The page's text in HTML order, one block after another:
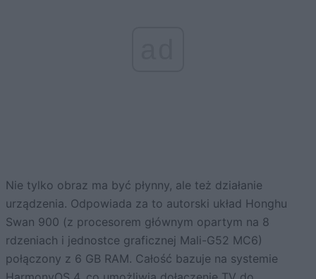
Nie tylko obraz ma być płynny, ale też działanie
urządzenia. Odpowiada za to autorski układ Honghu
Swan 900 (z procesorem głównym opartym na 8
rdzeniach i jednostce graficznej Mali-G52 MC6)
połączony z 6 GB RAM. Całość bazuje na systemie